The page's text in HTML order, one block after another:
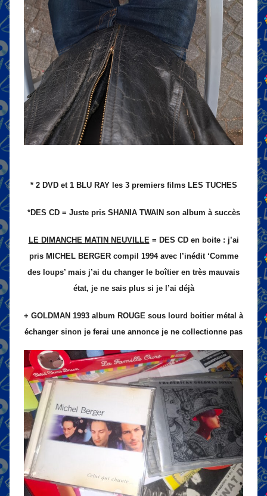
* 2 DVD et 1 BLU RAY les 3 premiers films LES TUCHES
*DES CD = Juste pris SHANIA TWAIN son album à succès
LE DIMANCHE MATIN NEUVILLE= DES CD en boite : j’ai
pris MICHEL BERGER compil 1994 avec l’inédit ‘Comme
des loups’ mais j’ai du changer le boîtier en très mauvais
état, je ne sais plus si je l’ai déjà
+ GOLDMAN 1993 album ROUGE sous lourd boitier métal à
échanger sinon je ferai une annonce je ne collectionne pas